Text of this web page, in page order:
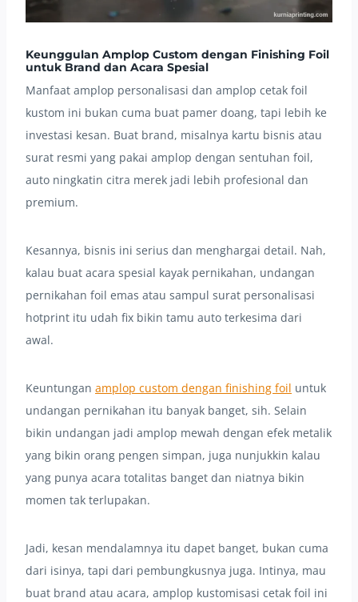
Keunggulan Amplop Custom dengan Finishing Foil
untuk Brand dan Acara Spesial
Manfaat amplop personalisasi dan amplop cetak foil
kustom ini bukan cuma buat pamer doang, tapi lebih ke
investasi kesan. Buat brand, misalnya kartu bisnis atau
surat resmi yang pakai amplop dengan sentuhan foil,
auto ningkatin citra merek jadi lebih profesional dan
premium.
Kesannya, bisnis ini serius dan menghargai detail. Nah,
kalau buat acara spesial kayak pernikahan, undangan
pernikahan foil emas atau sampul surat personalisasi
hotprint itu udah fix bikin tamu auto terkesima dari
awal.
Keuntungan amplop custom dengan finishing foil untuk
undangan pernikahan itu banyak banget, sih. Selain
bikin undangan jadi amplop mewah dengan efek metalik
yang bikin orang pengen simpan, juga nunjukkin kalau
yang punya acara totalitas banget dan niatnya bikin
momen tak terlupakan.
Jadi, kesan mendalamnya itu dapet banget, bukan cuma
dari isinya, tapi dari pembungkusnya juga. Intinya, mau
buat brand atau acara, amplop kustomisasi cetak foil ini